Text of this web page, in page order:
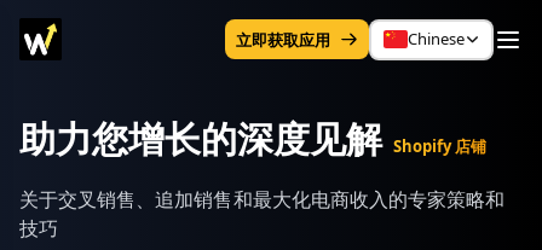
立即获取应用 Chinese
助力您增长的深度见解 Shopify 店铺
关于交叉销售、追加销售和最大化电商收入的专家策略和
技巧